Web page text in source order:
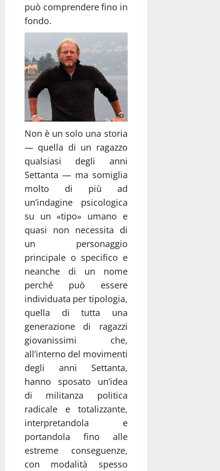
può comprendere fino in
fondo.
Non è un solo una storia
— quella di un ragazzo
qualsiasi degli anni
Settanta — ma somiglia
molto di più ad
un’indagine psicologica
su un «tipo» umano e
quasi non necessita di
un personaggio
principale o specifico e
neanche di un nome
perché può essere
individuata per tipologia,
quella di tutta una
generazione di ragazzi
giovanissimi che,
all’interno del movimenti
degli anni Settanta,
hanno sposato un’idea
di militanza politica
radicale e totalizzante,
interpretandola e
portandola fino alle
estreme conseguenze,
con modalità spesso